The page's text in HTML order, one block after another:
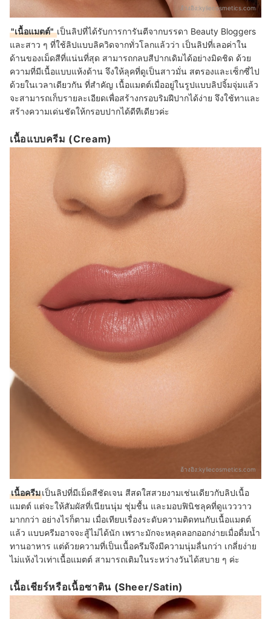
อ้างอิง:kyliecosmetics.com
"เนื้อแมตต์"เป็นลิปที่ได้รับการการันตีจากบรรดา Beauty Bloggers
และสาว ๆ ที่ใช้ลิปแบบลิควิดจากทั่วโลกแล้วว่า เป็นลิปที่เลอค่าใน
ด้านของเม็ดสีที่แน่นที่สุด สามารถกลบสีปากเดิมได้อย่างมิดชิด ด้วย
ความที่มีเนื้อแบบแห้งด้าน จึงให้ลุคที่ดูเป็นสาวมั่น สตรองและเซ็กซี่ไป
ด้วยในเวลาเดียวกัน ที่สำคัญ เนื้อแมตต์เมื่ออยู่ในรูปแบบลิปจิ้มจุ่มแล้ว
จะสามารถเก็บรายละเอียดเพื่อสร้างกรอบริมฝีปากได้ง่าย จึงใช้ทาและ
สร้างความเด่นชัดให้กรอบปากได้ดีทีเดียวค่ะ
เนื้อแบบครีม (Cream)
อ้างอิง:kyliecosmetics.com
เนื้อครีมเป็นลิปที่มีเม็ดสีชัดเจน สีสดใสสวยงามเช่นเดียวกับลิปเนื้อ
แมตต์ แต่จะให้สัมผัสที่เนียนนุ่ม ชุ่มชื้น และมอบฟินิชลุคที่ดูแวววาว
มากกว่า อย่างไรก็ตาม เมื่อเทียบเรื่องระดับความติดทนกับเนื้อแมตต์
แล้ว แบบครีมอาจจะสู้ไม่ได้นัก เพราะมักจะหลุดลอกออกง่ายเมื่อดื่มน้ำ
ทานอาหาร แต่ด้วยความที่เป็นเนื้อครีมจึงมีความนุ่มลื่นกว่า เกลี่ยง่าย
ไม่แห้งไวเท่าเนื้อแมตต์ สามารถเติมในระหว่างวันได้สบาย ๆ ค่ะ
เนื้อเชียร์หรือเนื้อซาติน (Sheer/Satin)